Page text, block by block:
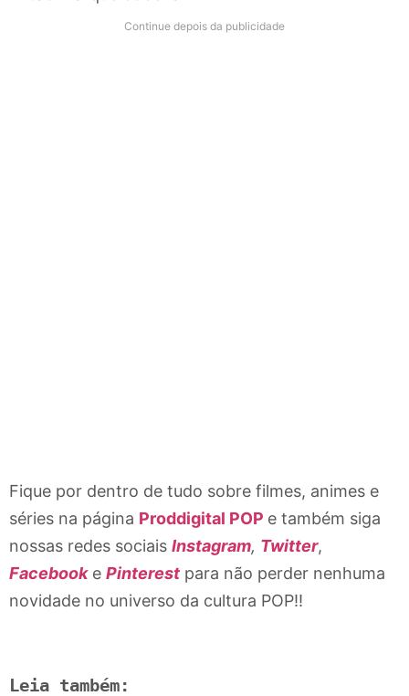
Continue depois da publicidade
Fique por dentro de tudo sobre filmes, animes e
séries na página Proddigital POP e também siga
nossas redes sociais Instagram, Twitter,
Facebooke Pinterest para não perder nenhuma
novidade no universo da cultura POP!!
Leia também: